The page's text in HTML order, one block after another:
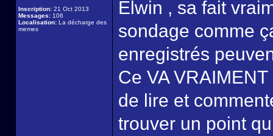
Inscription: 21 Oct 2013
Messages: 106
Localisation: La décharge des
memes
Elwin , sa fait
sondage comme
enregistrés
Ce VA
de lire et
trouver un point